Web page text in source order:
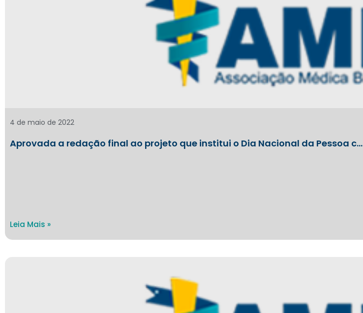
Aprovada a redação final ao projeto que institui o Dia Nacional da Pessoa c…
4 de maio de 2022
Leia Mais »